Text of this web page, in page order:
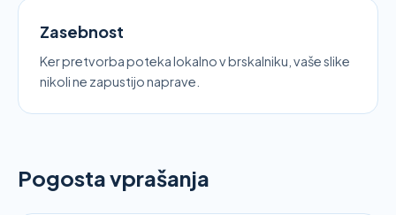
Zasebnost
Ker pretvorba poteka lokalno v brskalniku, vaše slike
nikoli ne zapustijo naprave.
Pogosta vprašanja